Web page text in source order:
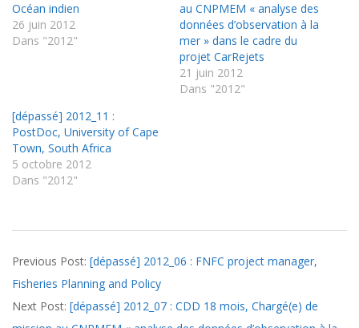
Océan indien
26 juin 2012
Dans "2012"
au CNPMEM « analyse des
données d’observation à la
mer » dans le cadre du
projet CarRejets
21 juin 2012
Dans "2012"
[dépassé] 2012_11 :
PostDoc, University of Cape
Town, South Africa
5 octobre 2012
Dans "2012"
06-
18
Previous Post: [dépassé] 2012_06 : FNFC project manager,
Fisheries Planning and Policy
Next Post: [dépassé] 2012_07 : CDD 18 mois, Chargé(e) de